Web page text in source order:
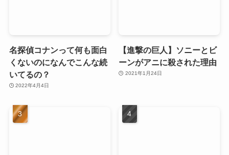
名探偵コナンって何も面白
くないのになんでこんな続
いてるの？
2022年4月4日
【進撃の巨人】ソニーとビ
ーンがアニに殺された理由
2021年1月24日